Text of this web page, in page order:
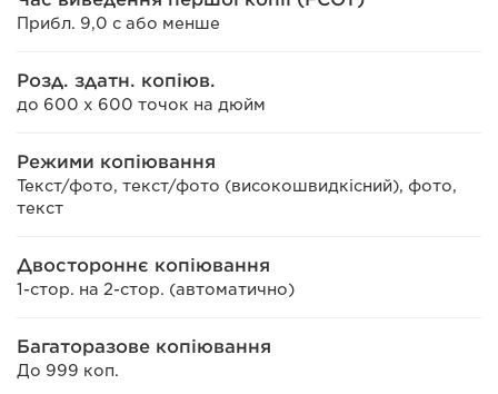
Прибл. 9,0 с або менше
Розд. здатн. копіюв.
до 600 x 600 точок на дюйм
Режими копіювання
Текст/фото, текст/фото (високошвидкісний), фото,
текст
Двостороннє копіювання
1-стор. на 2-стор. (автоматично)
Багаторазове копіювання
До 999 коп.